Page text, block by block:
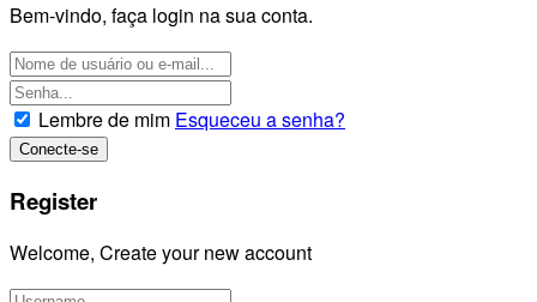
Bem-vindo, faça login na sua conta.
Lembre de mim Esqueceu a senha?
Register
Welcome, Create your new account